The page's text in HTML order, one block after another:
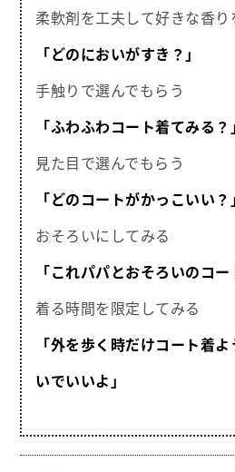
柔軟剤を工夫して好きな香り
「どのにおいがすき？」
手触りで選んでもらう
「ふわふわコート着てみる？」
見た目で選んでもらう
「どのコートがかっこいい？」
おそろいにしてみる
「これパパとおそろいのコー
着る時間を限定してみる
「外を歩く時だけコート着
いでいいよ」